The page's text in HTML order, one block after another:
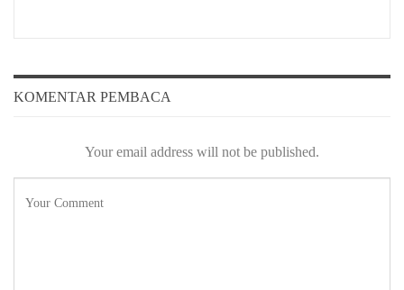
KOMENTAR PEMBACA
Your email address will not be published.